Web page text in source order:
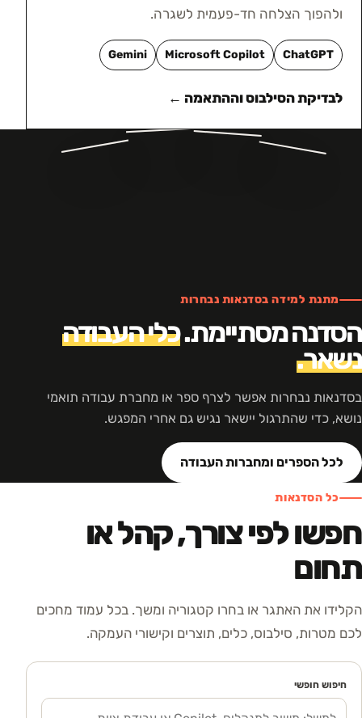
ולהפוך הצלחה חד-פעמית לשגרה.
ChatGPT
Microsoft Copilot
Gemini
לבדיקת הסילבוס וההתאמה ←
מתנת למידה בסדנאות נבחרות
הסדנה מסתיימת.כלי העבודה
נשאר.
בסדנאות נבחרות אפשר לצרף ספר או מחברת עבודה תואמי
נושא, כדי שהתרגול יישאר נגיש גם אחרי המפגש.
לכל הספרים ומחברות העבודה
כל הסדנאות
חפשו לפי צורך, קהל או
תחום
הקלידו את האתגר או בחרו קטגוריה ומשך. בכל עמוד מחכים
לכם מטרות, סילבוס, כלים, תוצרים וקישורי העמקה.
חיפוש חופשי